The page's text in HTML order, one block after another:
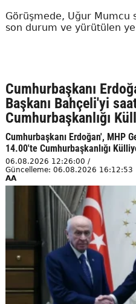
Görüşmede, Uğur Mumcu
son durum ve yürütülen
Cumhurbaşkanı
Başkanı Bahçeli'yi
Cumhurbaşkanlığı
Cumhurbaşkanı Erdoğan', MHP
14.00'te Cumhurbaşkanlığı
06.08.2026 12:26:00 /
Güncelleme: 06.08.2026 16:12:53
AA